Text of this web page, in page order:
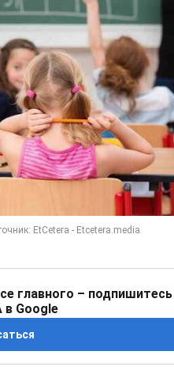
главного – подпишитесь
в Google